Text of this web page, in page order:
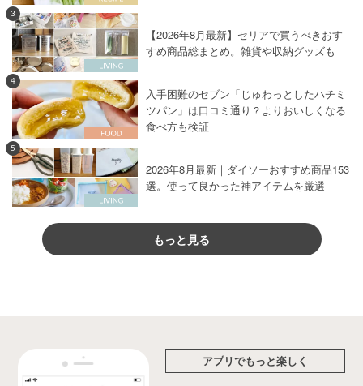
3
【2026年8月最新】セリアで買うべきおす
すめ商品総まとめ。雑貨や収納グッズも
4
入手困難のセブン「じゅわっとしたハチミ
ツパン」は口コミ通り？よりおいしくなる
食べ方も検証
5
2026年8月最新｜ダイソーおすすめ商品153
選。使って良かった神アイテムを厳選
もっと見る
アプリでもっと楽しく